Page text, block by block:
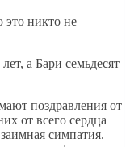
это никто не
а Бари семьдесят
поздравления от
от всего сердца
симпатия.